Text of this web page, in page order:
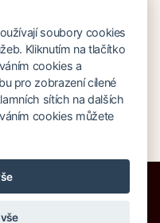
Hutníková
948 759 074
000 000 CZK
soubory cookies
Kliknutím na tlačítko
cookies a
pro zobrazení cílené
sítích na dalších
cookies můžete